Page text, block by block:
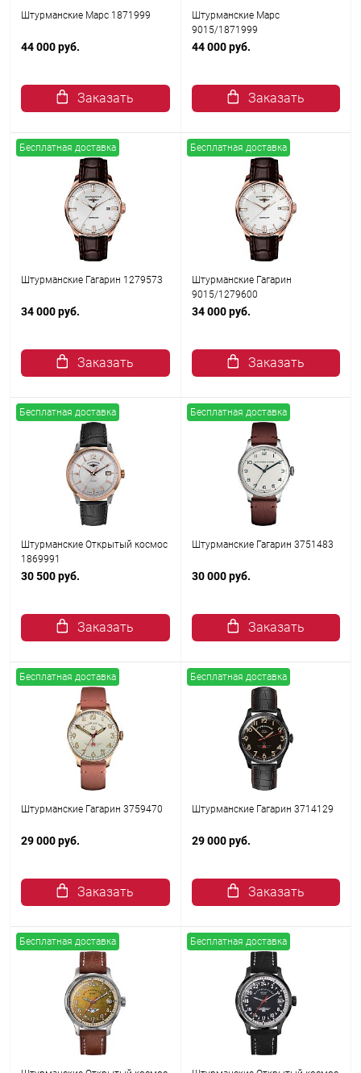
Штурманские Марс 1871999
44 000 руб.
Заказать
Штурманские Марс
9015/1871999
44 000 руб.
Заказать
Бесплатная доставка
Штурманские Гагарин 1279573
34 000 руб.
Заказать
Бесплатная доставка
Штурманские Гагарин
9015/1279600
34 000 руб.
Заказать
Бесплатная доставка
Штурманские Открытый космос
1869991
30 500 руб.
Заказать
Бесплатная доставка
Штурманские Гагарин 3751483
30 000 руб.
Заказать
Бесплатная доставка
Штурманские Гагарин 3759470
29 000 руб.
Заказать
Бесплатная доставка
Штурманские Гагарин 3714129
29 000 руб.
Заказать
Бесплатная доставка Бесплатная доставка